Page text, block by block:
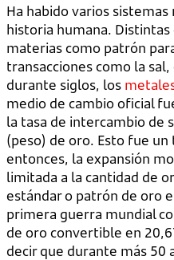
Ha habido varios
historia humana.
materias como patrón
transacciones como la
durante siglos, los
medio de cambio oficial
la tasa de intercambio de
(peso) de oro. Esto fue
entonces, la expansión
limitada a la cantidad de
estándar o patrón de oro
primera guerra mundial
de oro convertible en
decir que durante más 50